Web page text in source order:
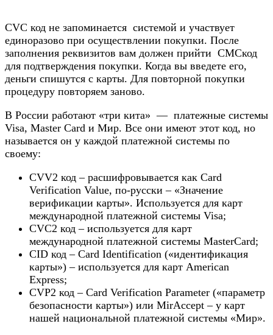
CVC код не запоминается системой и участвует
единоразово при осуществлении покупки. После
заполнения реквизитов вам должен прийти СМСкод
для подтверждения покупки. Когда вы введете его,
деньги спишутся с карты. Для повторной покупки
процедуру повторяем заново.
В России работают «три кита» — платежные системы
Visa, Master Card и Мир. Все они имеют этот код, но
называется он у каждой платежной системы по
своему:
CVV2 код – расшифровывается как Card
Verification Value, по-русски – «Значение
верификации карты». Используется для карт
международной платежной системы Visa;
CVC2 код – используется для карт
международной платежной системы MasterCard;
CID код – Card Identification («идентификация
карты») – используется для карт American
Express;
CVP2 код – Card Verification Parameter («параметр
безопасности карты») или MirAccept – у карт
нашей национальной платежной системы «Мир».